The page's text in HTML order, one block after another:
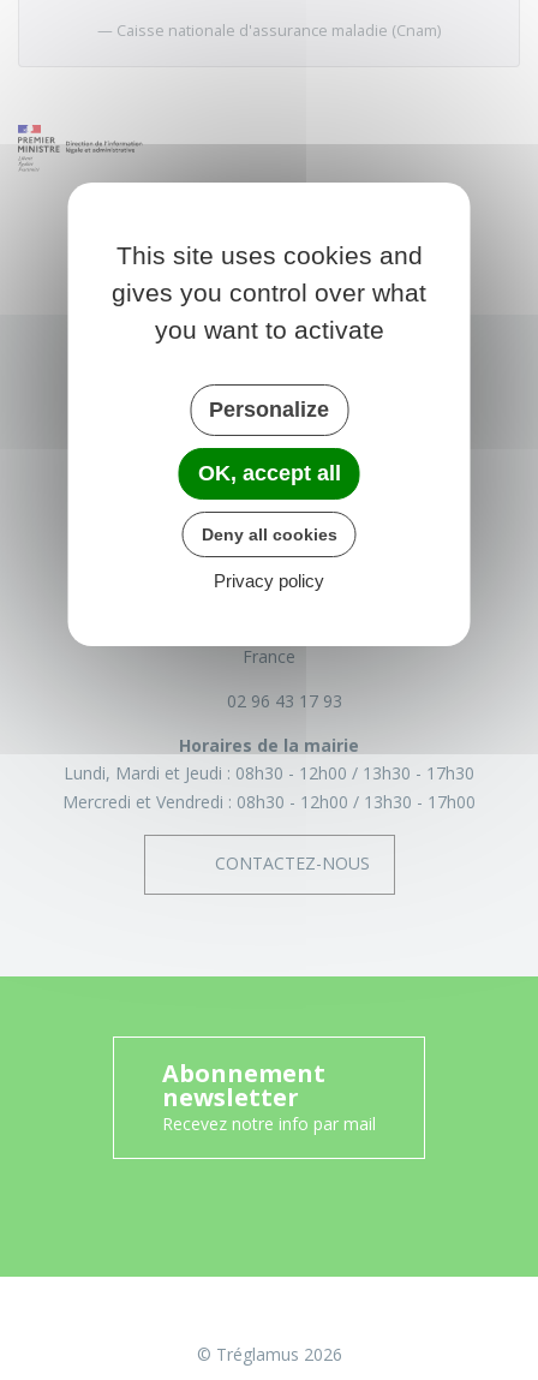
Caisse nationale d'assurance maladie (Cnam)
TRÉGLAMUS
France
02 96 43 17 93
Horaires de la mairie
Lundi, Mardi et Jeudi : 08h30 - 12h00
13h30 - 17h30
Mercredi et Vendredi : 08h30 - 12h00 13h30 - 17h00
CONTACTEZ-NOUS
Abonnement
newsletter
Recevez notre info par mail
© Tréglamus 2026
This site uses cookies and
gives you control over what
you want to activate
Personalize
OK, accept all
Deny all cookies
Privacy policy